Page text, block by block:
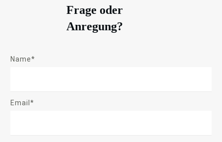
Frage oder
Anregung?
Name*
Email*